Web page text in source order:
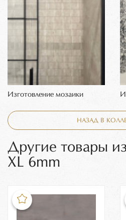
Изготовление мозаики
НАЗАД В
Другие товары
XL 6mm